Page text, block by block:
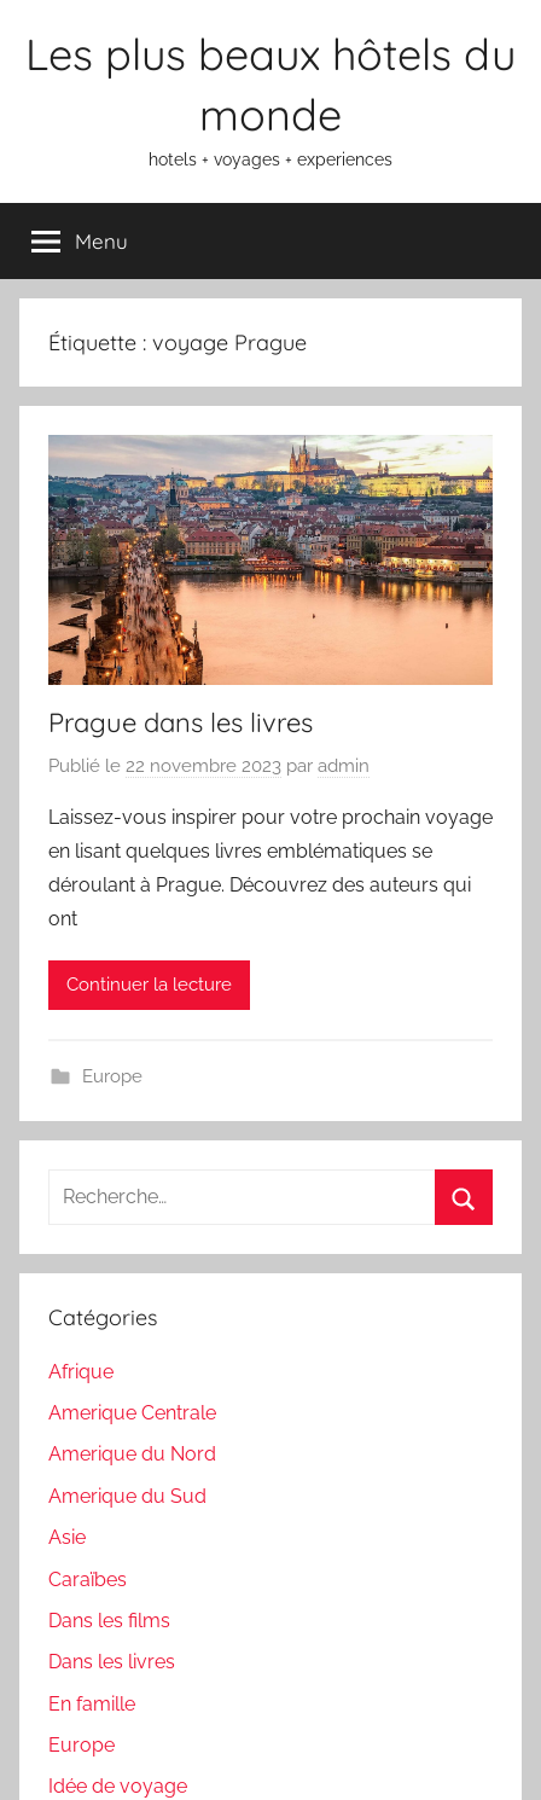
Les plus beaux hôtels du
monde
hotels + voyages + experiences
Menu
Étiquette : voyage Prague
Prague dans les livres
Publié le 22 novembre 2023 par admin
Laissez-vous inspirer pour votre prochain voyage
en lisant quelques livres emblématiques se
déroulant à Prague. Découvrez des auteurs qui
ont
Continuer la lecture
Europe
Recherche
:
Catégories
Afrique
Amerique Centrale
Amerique du Nord
Amerique du Sud
Asie
Caraïbes
Dans les films
Dans les livres
En famille
Europe
Idée de voyage